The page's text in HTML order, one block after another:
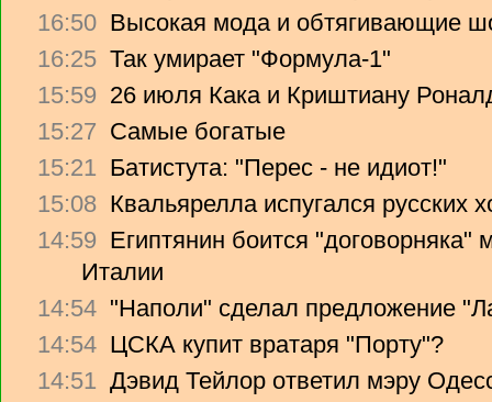
16:50 Высокая мода и обтягивающие
16:25 Так умирает "Формула-1"
15:59 26 июля Кака и Криштиану
15:27 Самые богатые
15:21 Батистута: "Перес - не идиот!"
15:08 Квальярелла испугался русских
14:59 Египтянин боится
Италии
14:54 "Наполи" сделал предложение
14:54 ЦСКА купит вратаря "Порту"?
14:51 Дэвид Тейлор ответил мэру